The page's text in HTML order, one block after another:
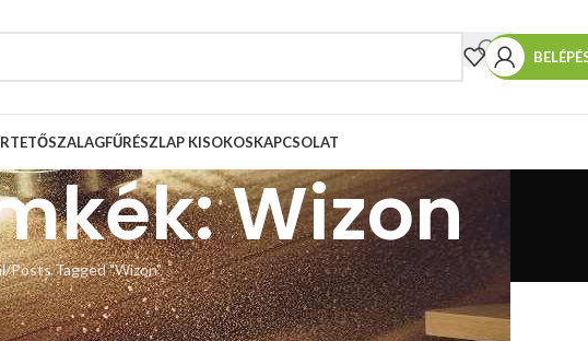
SZALAGFŰRÉSZLAP KISOKOSKAPCSOLAT
Wizon
Posts Tagged "Wizon"